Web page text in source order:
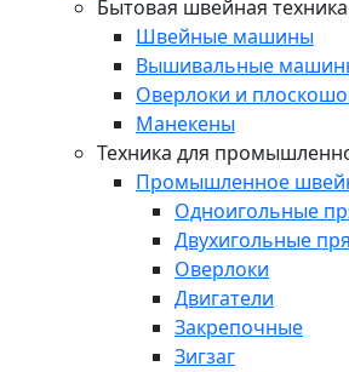
Бытовая швейная техника
Швейные машины
Вышивальные
Оверлоки и
Манекены
Техника для
Промышленное
Одноигольные
Двухигольные
Оверлоки
Двигатели
Закрепочные
Зигзаг